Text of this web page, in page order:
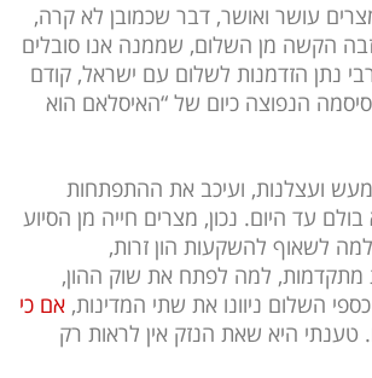
עושר ואושר, דבר שכמובן לא קרה,
הקשה מן השלום, שממנה אנו סובלים
נתן הזדמנות לשלום עם ישראל, קודם
הנפוצה כיום של “האיסלאם הוא
ועצלנות, ועיכב את ההתפתחות
הוא בולם עד היום. נכון, מצרים חייה מן הסיוע
לשאוף להשקעות הון זרות,
מתקדמות, למה לפתח את שוק ההון,
השלום ניוונו את שתי המדינות, אם כי
טענתי היא שאת הנזק אין לראות רק